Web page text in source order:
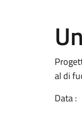
al di
Data :